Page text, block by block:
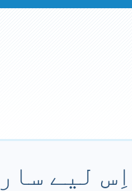
اِس لیے